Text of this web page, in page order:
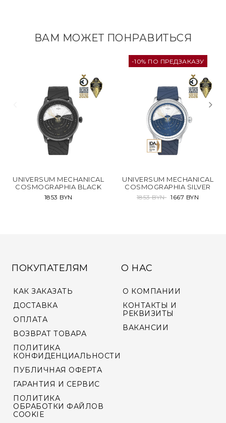
ВАМ МОЖЕТ ПОНРАВИТЬСЯ
UNIVERSUM MECHANICAL
COSMOGRAPHIA BLACK
1853 BYN
-10% ПО ПРЕДЗАКАЗУ
UNIVERSUM MECHANICAL
COSMOGRAPHIA SILVER
1853 BYN 1667 BYN
ПОКУПАТЕЛЯМ
КАК ЗАКАЗАТЬ
ДОСТАВКА
ОПЛАТА
ВОЗВРАТ ТОВАРА
ПОЛИТИКА
КОНФИДЕНЦИАЛЬНОСТИ
ПУБЛИЧНАЯ ОФЕРТА
ГАРАНТИЯ И СЕРВИС
ПОЛИТИКА
ОБРАБОТКИ ФАЙЛОВ
COOKIE
О НАС
О КОМПАНИИ
КОНТАКТЫ И
РЕКВИЗИТЫ
ВАКАНСИИ